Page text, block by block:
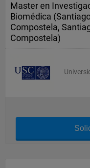
Master en
Biomédica
Compostela,
Compostela)